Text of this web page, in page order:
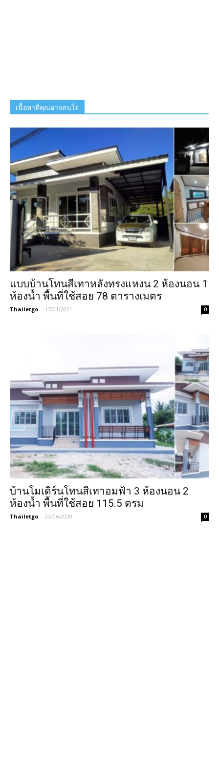
เนื้อหาที่คุณอาจสนใจ
แบบบ้านโทนสีเทาหลังทรงแหงน 2 ห้องนอน 1
ห้องน้ำ พื้นที่ใช้สอย 78 ตารางเมตร
Thailetgo - 17/01/2021 0
บ้านโมเดิร์นโทนสีเทาอมฟ้า 3 ห้องนอน 2
ห้องน้ำ พื้นที่ใช้สอย 115.5 ตรม
Thailetgo - 23/06/2020 0